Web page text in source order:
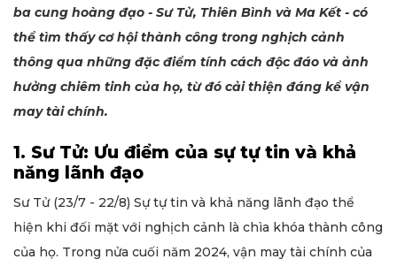
ba cung hoàng đạo - Sư Tử, Thiên Bình và Ma Kết - có
thể tìm thấy cơ hội thành công trong nghịch cảnh
thông qua những đặc điểm tính cách độc đáo và ảnh
hưởng chiêm tinh của họ, từ đó cải thiện đáng kể vận
may tài chính.
1. Sư Tử: Ưu điểm của sự tự tin và khả
năng lãnh đạo
Sư Tử (23/7 - 22/8) Sự tự tin và khả năng lãnh đạo thể
hiện khi đối mặt với nghịch cảnh là chìa khóa thành công
của họ. Trong nửa cuối năm 2024, vận may tài chính của